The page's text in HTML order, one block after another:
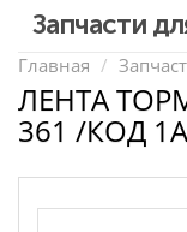
Запчасти для
Запчасти для
Конденсаторы
Якоря, статоры
Аккумуляторы,
Щётки,
Скидка 50%
Запчасти
Главная
ЛЕНТА
361 /КОД